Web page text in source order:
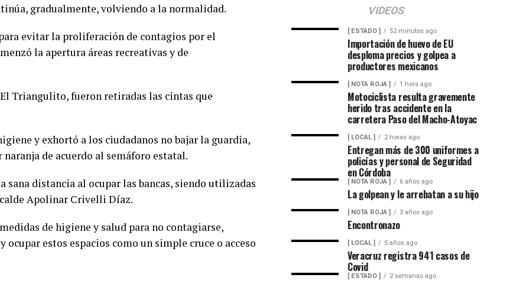
gradualmente, volviendo a la normalidad.
evitar la proliferación de contagios por el
la apertura áreas recreativas y de
Triangulito, fueron retiradas las cintas que
y exhortó a los ciudadanos no bajar la guardia,
naranja de acuerdo al semáforo estatal.
sana distancia al ocupar las bancas, siendo utilizadas
Apolinar Crivelli Díaz.
de higiene y salud para no contagiarse,
ocupar estos espacios como un simple cruce o acceso
VIDEOS
[ ESTADO ] 52 minutos ago
Importación de huevo de EU
desploma precios y golpea a
productores mexicanos
[ NOTA ROJA ] 1 hora ago
Motociclista resulta gravemente
herido tras accidente en la
carretera Paso del Macho-Atoyac
[ LOCAL ] 2 horas ago
Entregan más de 300 uniformes a
policías y personal de Seguridad
en Córdoba
[ NOTA ROJA ] 6 años ago
La golpean y le arrebatan a su hijo
[ NOTA ROJA ] 3 años ago
Encontronazo
[ LOCAL ] 5 años ago
Veracruz registra 941 casos de
Covid
[ ESTADO ] 2 semanas ago